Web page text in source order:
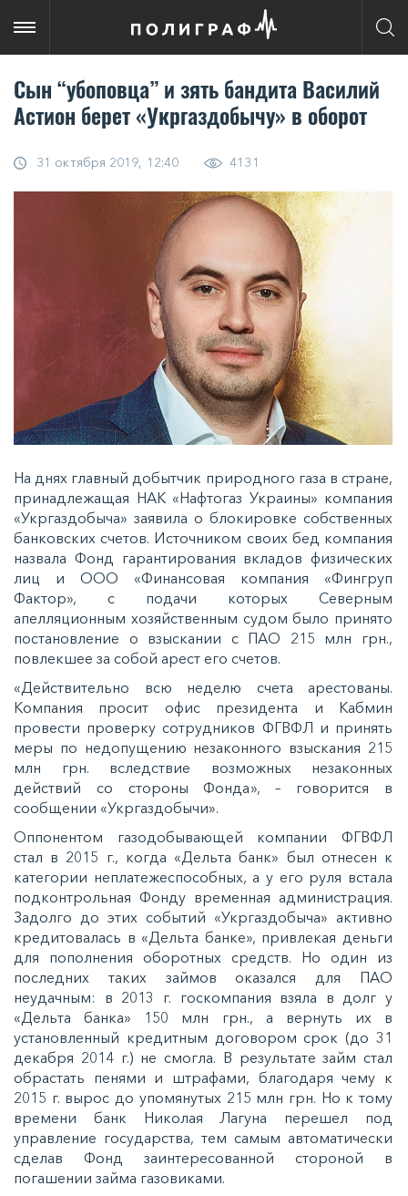
Сын “убоповца” и зять бандита Василий
Астион берет «Укргаздобычу» в оборот
31 октября 2019, 12:40 4131
На днях главный добытчик природного газа в стране,
принадлежащая НАК «Нафтогаз Украины» компания
«Укргаздобыча» заявила о блокировке собственных
банковских счетов. Источником своих бед компания
назвала Фонд гарантирования вкладов физических
лиц и ООО «Финансовая компания «Фингруп
Фактор», с подачи которых Северным
апелляционным хозяйственным судом было принято
постановление о взыскании с ПАО 215 млн грн.,
повлекшее за собой арест его счетов.
«Действительно всю неделю счета арестованы.
Компания просит офис президента и Кабмин
провести проверку сотрудников ФГВФЛ и принять
меры по недопущению незаконного взыскания 215
млн грн. вследствие возможных незаконных
действий со стороны Фонда», – говорится в
сообщении «Укргаздобычи».
Оппонентом газодобывающей компании ФГВФЛ
стал в 2015 г., когда «Дельта банк» был отнесен к
категории неплатежеспособных, а у его руля встала
подконтрольная Фонду временная администрация.
Задолго до этих событий «Укргаздобыча» активно
кредитовалась в «Дельта банке», привлекая деньги
для пополнения оборотных средств. Но один из
последних таких займов оказался для ПАО
неудачным: в 2013 г. госкомпания взяла в долг у
«Дельта банка» 150 млн грн., а вернуть их в
установленный кредитным договором срок (до 31
декабря 2014 г.) не смогла. В результате займ стал
обрастать пенями и штрафами, благодаря чему к
2015 г. вырос до упомянутых 215 млн грн. Но к тому
времени банк Николая Лагуна перешел под
управление государства, тем самым автоматически
сделав Фонд заинтересованной стороной в
погашении займа газовиками.